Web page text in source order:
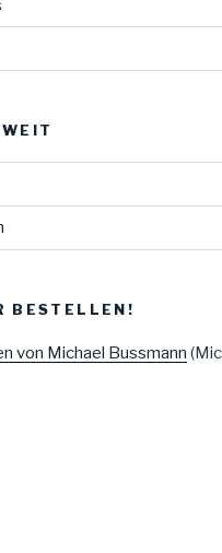
BESTELLEN!
von Michael Bussmann